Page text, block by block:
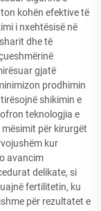
kohën efektive të
i nxehtësisë në
dhe të
gjatë
prodhimin
shikimin e
teknologjia e
për kirurgët
kur
avancim
delikate, si
fertilitetin, ku
për rezultatet e